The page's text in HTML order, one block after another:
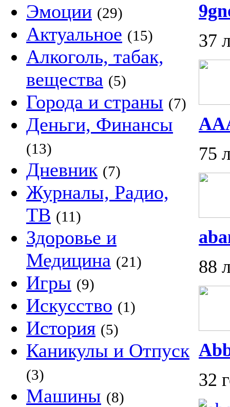
Эмоции (29)
Актуальное (15)
Алкоголь, табак,
вещества (5)
Города и страны (7)
Деньги, Финансы
(13)
Дневник (7)
Журналы, Радио,
ТВ (11)
Здоровье и
Медицина (21)
Игры (9)
Искусство (1)
История (5)
Каникулы и Отпуск
(3)
Машины (8)
37
75
88
32